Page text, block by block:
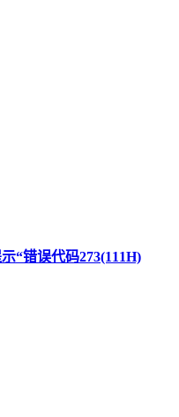
“错误代码273(111H)